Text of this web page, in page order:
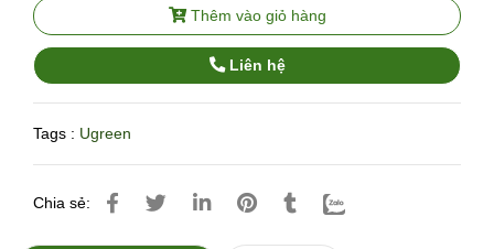
Thêm vào giỏ hàng
Liên hệ
Tags : Ugreen
Chia sẻ: